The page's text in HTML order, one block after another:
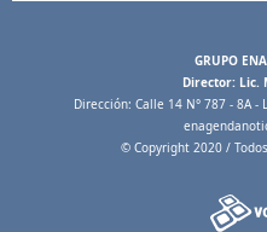
GRUPO
Director: Lic.
Dirección: Calle 14 N° 787 - 8A
© Copyright 2020 /